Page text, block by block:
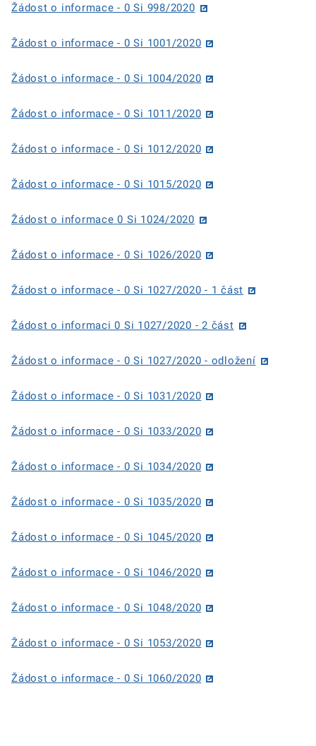
Žádost o informace - 0 Si 998/2020
Žádost o informace - 0 Si 1001/2020
Žádost o informace - 0 Si 1004/2020
Žádost o informace - 0 Si 1011/2020
Žádost o informace - 0 Si 1012/2020
Žádost o informace - 0 Si 1015/2020
Žádost o informace 0 Si 1024/2020
Žádost o informace - 0 Si 1026/2020
Žádost o informace - 0 Si 1027/2020 - 1 část
Žádost o informaci 0 Si 1027/2020 - 2 část
Žádost o informace - 0 Si 1027/2020 - odložení
Žádost o informace - 0 Si 1031/2020
Žádost o informace - 0 Si 1033/2020
Žádost o informace - 0 Si 1034/2020
Žádost o informace - 0 Si 1035/2020
Žádost o informace - 0 Si 1045/2020
Žádost o informace - 0 Si 1046/2020
Žádost o informace - 0 Si 1048/2020
Žádost o informace - 0 Si 1053/2020
Žádost o informace - 0 Si 1060/2020